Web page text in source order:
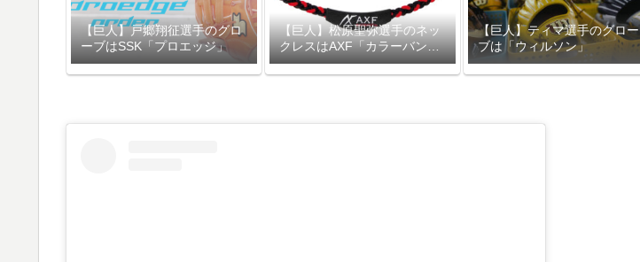
【巨人】戸郷翔征選手のグロ
ーブはSSK「プロエッジ」
【巨人】松原聖弥選手のネッ
クレスはAXF「カラーバン
ド」シリーズ
【巨人】ティマ選手のグロー
ブは「ウィルソン」